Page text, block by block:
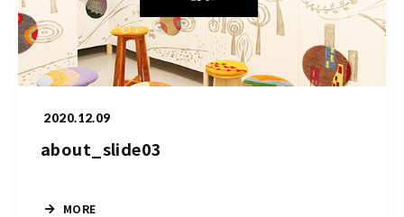
2020.12.09
about_slide03
MORE